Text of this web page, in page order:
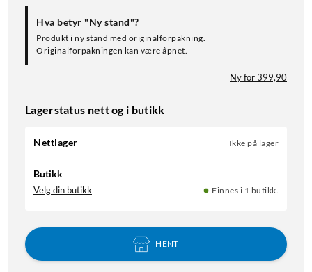
Hva betyr "Ny stand"?
Produkt i ny stand med originalforpakning.
Originalforpakningen kan være åpnet.
Ny for 399,90
Lagerstatus nett og i butikk
Nettlager Ikke på lager
Butikk
Velg din butikk Finnes i 1 butikk.
HENT